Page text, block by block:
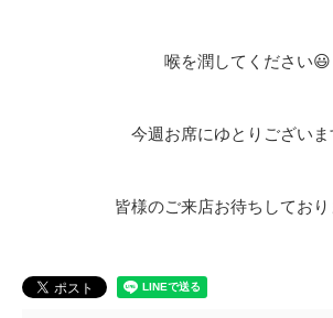
喉を潤してください😃
今週お席にゆとりございま
皆様のご来店お待ちしており